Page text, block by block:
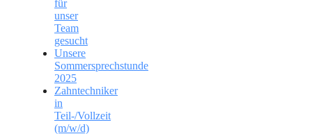
für
unser
Team
gesucht
Unsere
Sommersprechstunde
2025
Zahntechniker
in
Teil-/Vollzeit
(m/w/d)